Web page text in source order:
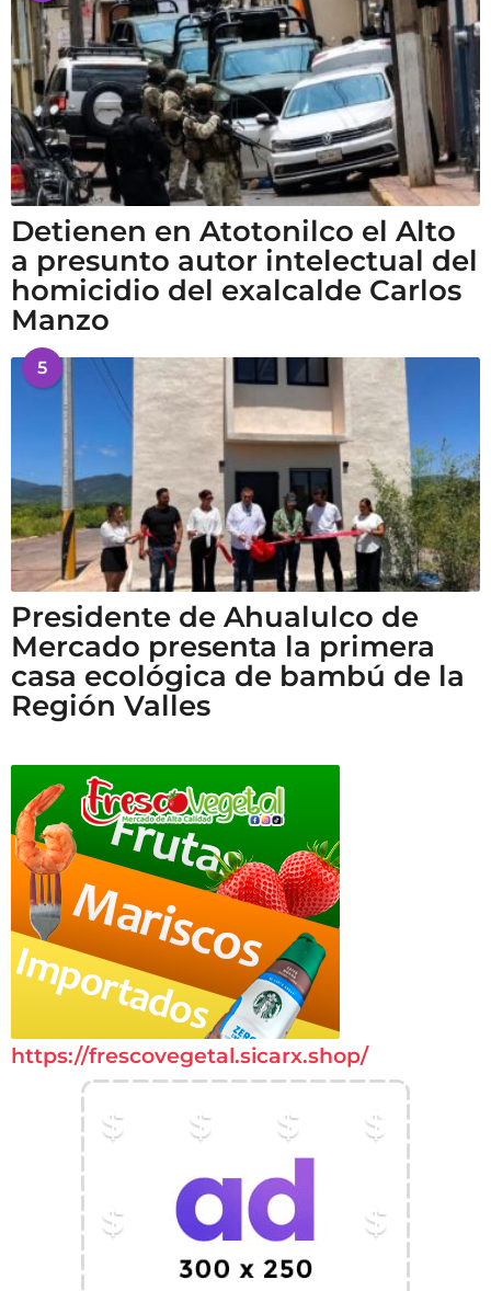
Detienen en Atotonilco el Alto
a presunto autor intelectual del
homicidio del exalcalde Carlos
Manzo
5
Presidente de Ahualulco de
Mercado presenta la primera
casa ecológica de bambú de la
Región Valles
https://frescovegetal.sicarx.shop/